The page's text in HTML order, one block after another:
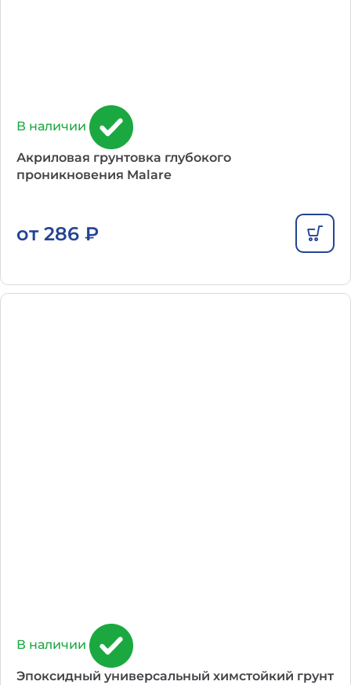
В наличии
Акриловая грунтовка глубокого
проникновения Malare
от 286 ₽
В наличии
Эпоксидный универсальный химстойкий грунт